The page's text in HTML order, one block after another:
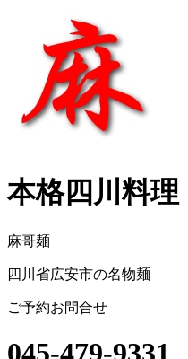
本格四川料理
麻哥麺
四川省広安市の名物麺
ご予約お問合せ